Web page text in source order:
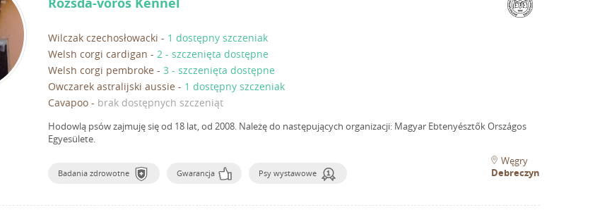
Wilczak czechosłowacki - 1 dostępny szczeniak
Welsh corgi cardigan - 2 - szczenięta dostępne
Welsh corgi pembroke - 3 - szczenięta dostępne
Owczarek astralijski aussie - 1 dostępny szczeniak
Cavapoo - brak dostępnych szczeniąt
Hodowlą psów zajmuję się od 18 lat, od 2008. Należę do następujących organizacji: Magyar Ebtenyésztők Országos
Egyesülete.
Badania zdrowotne Gwarancja Psy wystawowe
Węgry
Debreczyn